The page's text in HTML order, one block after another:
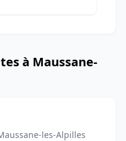
à Maussane-
les-Alpilles